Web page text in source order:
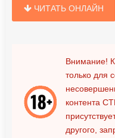
ЧИТАТЬ ОНЛАЙН
Внимание!
только для
контента
другого,